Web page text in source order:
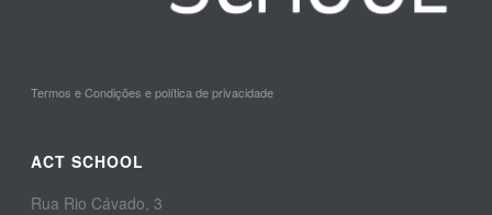
Termos e Condições e política de privacidade
ACT SCHOOL
Rua Rio Cávado, 3